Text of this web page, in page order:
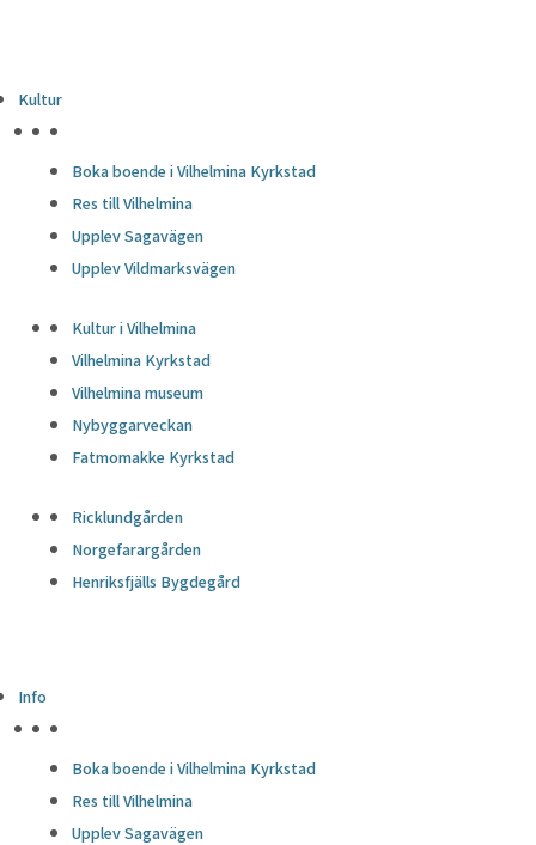
Kultur
Boka boende i Vilhelmina Kyrkstad
Res till Vilhelmina
Upplev Sagavägen
Upplev Vildmarksvägen
Kultur i Vilhelmina
Vilhelmina Kyrkstad
Vilhelmina museum
Nybyggarveckan
Fatmomakke Kyrkstad
Ricklundgården
Norgefarargården
Henriksfjälls Bygdegård
Info
Boka boende i Vilhelmina Kyrkstad
Res till Vilhelmina
Upplev Sagavägen